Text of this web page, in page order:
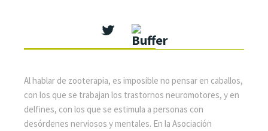
Al hablar de zooterapia, es imposible no pensar en caballos,
con los que se trabajan los trastornos neuromotores, y en
delfines, con los que se estimula a personas con
desórdenes nerviosos y mentales. En la Asociación